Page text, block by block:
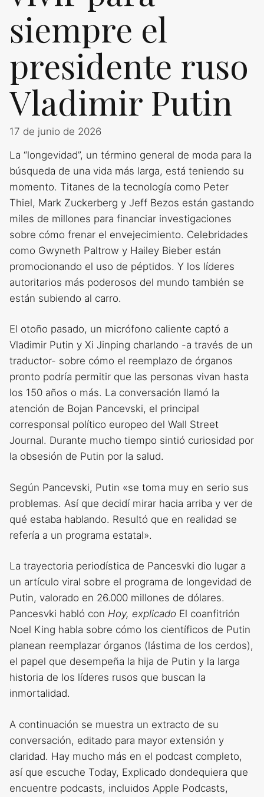
siempre el
presidente ruso
Vladimir Putin
17 de junio de 2026
La “longevidad”, un término general de moda para la
búsqueda de una vida más larga, está teniendo su
momento. Titanes de la tecnología como Peter
Thiel, Mark Zuckerberg y Jeff Bezos están gastando
miles de millones para financiar investigaciones
sobre cómo frenar el envejecimiento. Celebridades
como Gwyneth Paltrow y Hailey Bieber están
promocionando el uso de péptidos. Y los líderes
autoritarios más poderosos del mundo también se
están subiendo al carro.
El otoño pasado, un micrófono caliente captó a
Vladimir Putin y Xi Jinping charlando -a través de un
traductor- sobre cómo el reemplazo de órganos
pronto podría permitir que las personas vivan hasta
los 150 años o más. La conversación llamó la
atención de Bojan Pancevski, el principal
corresponsal político europeo del Wall Street
Journal. Durante mucho tiempo sintió curiosidad por
la obsesión de Putin por la salud.
Según Pancevski, Putin «se toma muy en serio sus
problemas. Así que decidí mirar hacia arriba y ver de
qué estaba hablando. Resultó que en realidad se
refería a un programa estatal».
La trayectoria periodística de Pancesvki dio lugar a
un artículo viral sobre el programa de longevidad de
Putin, valorado en 26.000 millones de dólares.
Pancesvki habló con Hoy, explicado El coanfitrión
Noel King habla sobre cómo los científicos de Putin
planean reemplazar órganos (lástima de los cerdos),
el papel que desempeña la hija de Putin y la larga
historia de los líderes rusos que buscan la
inmortalidad.
A continuación se muestra un extracto de su
conversación, editado para mayor extensión y
claridad. Hay mucho más en el podcast completo,
así que escuche Today, Explicado dondequiera que
encuentre podcasts, incluidos Apple Podcasts,